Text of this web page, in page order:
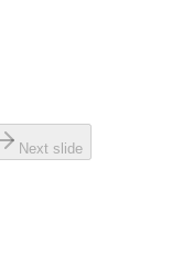
Next slide